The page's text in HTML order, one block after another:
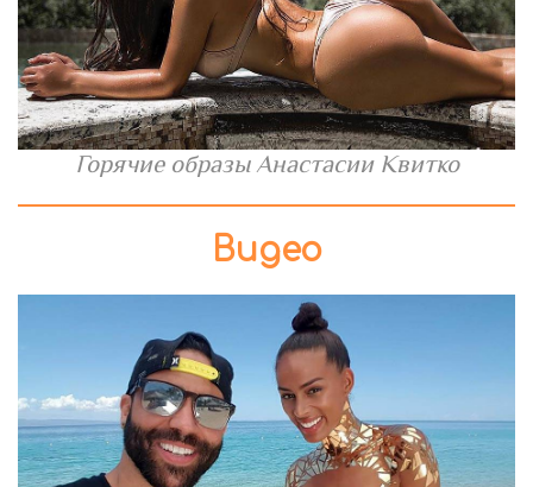
Горячие образы Анастасии Квитко
Видео